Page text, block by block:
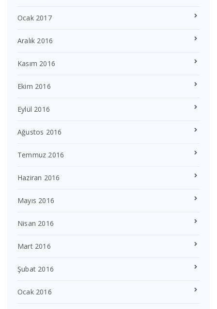
Ocak 2017
Aralık 2016
Kasım 2016
Ekim 2016
Eylül 2016
Ağustos 2016
Temmuz 2016
Haziran 2016
Mayıs 2016
Nisan 2016
Mart 2016
Şubat 2016
Ocak 2016